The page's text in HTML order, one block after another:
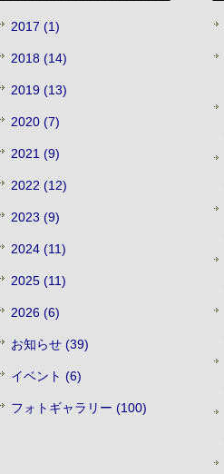
2017 (1)
2018 (14)
2019 (13)
2020 (7)
2021 (9)
2022 (12)
2023 (9)
2024 (11)
2025 (11)
2026 (6)
お知らせ (39)
イベント (6)
フォトギャラリー (100)